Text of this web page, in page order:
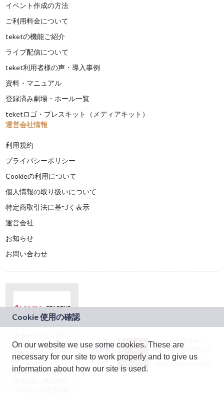
イベント作成の方法
ご利用料金について
teketの機能ご紹介
ライブ配信について
teket利用者様の声・導入事例
資料・マニュアル
登録済み劇場・ホール一覧
teketロゴ・プレスキット（メディアキット）
運営会社情報
利用規約
プライバシーポリシー
Cookieの利用について
個人情報の取り扱いについて
特定商取引法に基づく表示
運営会社
お知らせ
お問い合わせ
ドコモグループの新
規事業創出プログラ
ム「docomo
STARTUP」を通じて
JASRAC許諾番号：
9024936001Y45037
JASRAC許諾番号：
On our website we use some cookies. These are
necessary for our site to work properly and to give us
information about how our site is used.